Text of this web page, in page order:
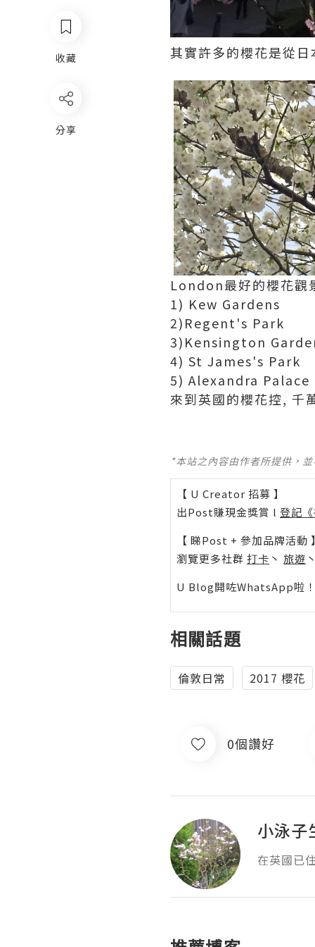
收藏
分享
其實許多的櫻花是從
London最好的櫻花觀
1) Kew Gardens
2)Regent's Park
3)Kensington
4) St James's Park
5) Alexandra Palace
來到英國的櫻花控, 千
*本站之內容由作者所提供，
【 U Creator 招募 】
出Post賺現金獎賞 l 登記
【 睇Post + 參加品牌活動
瀏覽更多社群 打卡 丶 旅遊
U Blog開咗WhatsApp啦
相關話題
‎倫敦日常 2017 櫻花
0個讚好
小泳子
在英國已